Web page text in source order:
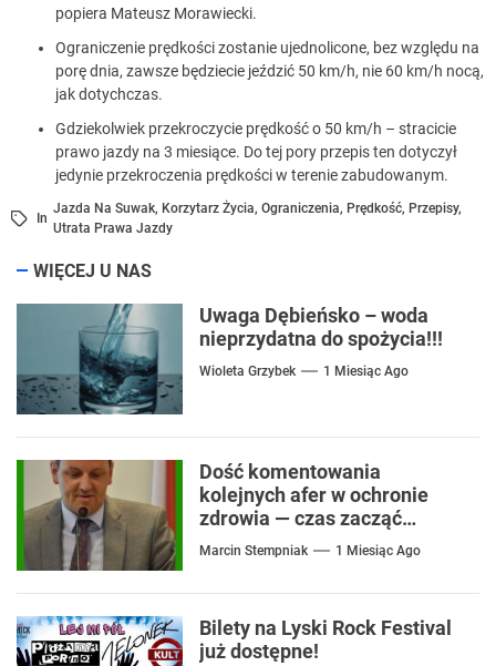
popiera Mateusz Morawiecki.
Ograniczenie prędkości zostanie ujednolicone, bez względu na
porę dnia, zawsze będziecie jeździć 50 km/h, nie 60 km/h nocą,
jak dotychczas.
Gdziekolwiek przekroczycie prędkość o 50 km/h – stracicie
prawo jazdy na 3 miesiące. Do tej pory przepis ten dotyczył
jedynie przekroczenia prędkości w terenie zabudowanym.
In
Jazda Na Suwak, Korzytarz Życia, Ograniczenia, Prędkość, Przepisy,
Utrata Prawa Jazdy
WIĘCEJ U NAS
Uwaga Dębieńsko – woda
nieprzydatna do spożycia!!!
Wioleta Grzybek 1 Miesiąc Ago
Dość komentowania
kolejnych afer w ochronie
zdrowia — czas zacząć
mówić o rozwiązaniach
Marcin Stempniak 1 Miesiąc Ago
Bilety na Lyski Rock Festival
już dostępne!